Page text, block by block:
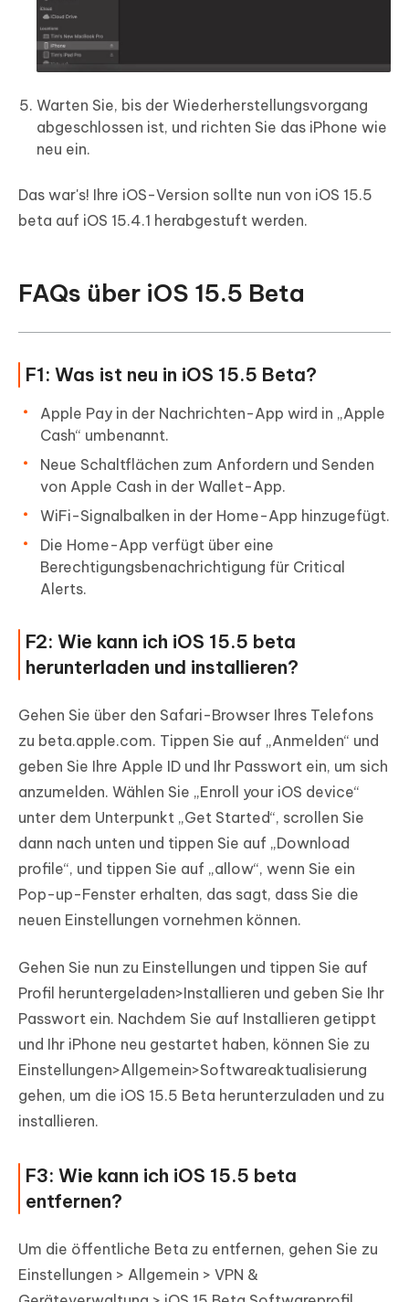
Warten Sie, bis der Wiederherstellungsvorgang
abgeschlossen ist, und richten Sie das iPhone wie
neu ein.
Das war's! Ihre iOS-Version sollte nun von iOS 15.5
beta auf iOS 15.4.1 herabgestuft werden.
FAQs über iOS 15.5 Beta
F1: Was ist neu in iOS 15.5 Beta?
Apple Pay in der Nachrichten-App wird in „Apple
Cash“ umbenannt.
Neue Schaltflächen zum Anfordern und Senden
von Apple Cash in der Wallet-App.
WiFi-Signalbalken in der Home-App hinzugefügt.
Die Home-App verfügt über eine
Berechtigungsbenachrichtigung für Critical
Alerts.
F2: Wie kann ich iOS 15.5 beta
herunterladen und installieren?
Gehen Sie über den Safari-Browser Ihres Telefons
zu beta.apple.com. Tippen Sie auf „Anmelden“ und
geben Sie Ihre Apple ID und Ihr Passwort ein, um sich
anzumelden. Wählen Sie „Enroll your iOS device“
unter dem Unterpunkt „Get Started“, scrollen Sie
dann nach unten und tippen Sie auf „Download
profile“, und tippen Sie auf „allow“, wenn Sie ein
Pop-up-Fenster erhalten, das sagt, dass Sie die
neuen Einstellungen vornehmen können.
Gehen Sie nun zu Einstellungen und tippen Sie auf
Profil heruntergeladen>Installieren und geben Sie Ihr
Passwort ein. Nachdem Sie auf Installieren getippt
und Ihr iPhone neu gestartet haben, können Sie zu
Einstellungen>Allgemein>Softwareaktualisierung
gehen, um die iOS 15.5 Beta herunterzuladen und zu
installieren.
F3: Wie kann ich iOS 15.5 beta
entfernen?
Um die öffentliche Beta zu entfernen, gehen Sie zu
Einstellungen > Allgemein > VPN &